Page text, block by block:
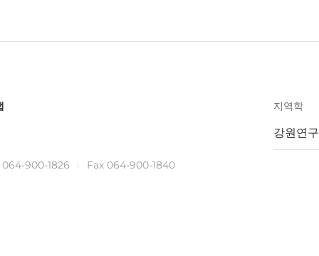
064-900-1826 Fax 064-900-1840
지역학
강원연